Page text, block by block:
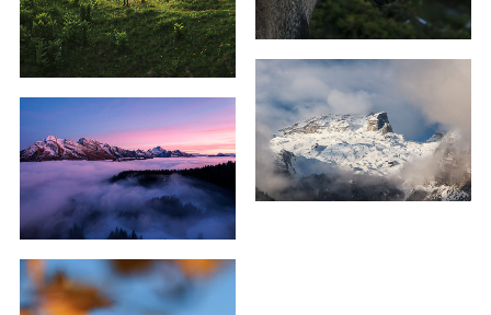
59,00€–179,00€
59,00€–119,00 €